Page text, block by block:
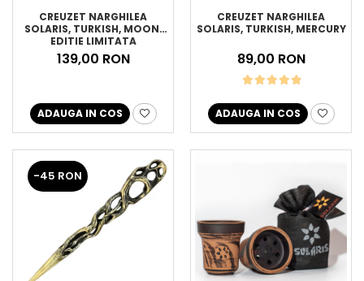
CREUZET NARGHILEA
SOLARIS, TURKISH, MOON,
EDITIE LIMITATA
139,00 RON
ADAUGA IN COS
CREUZET NARGHILEA
SOLARIS, TURKISH, MERCURY
89,00 RON
ADAUGA IN COS
-45 RON